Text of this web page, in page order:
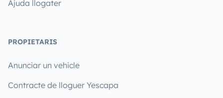
Ajuda llogater
PROPIETARIS
Anunciar un vehicle
Contracte de lloguer Yescapa